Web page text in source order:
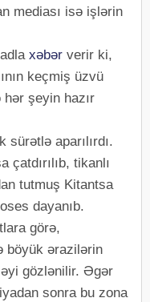
mediası isə işlərin
xəbər verir ki,
keçmiş üzvü
şeyin hazır
aparılırdı.
tikanlı
tutmuş Kitantsa
dayanıb.
görə,
böyük ərazilərin
gözlənilir. Əgər
sonra bu zona